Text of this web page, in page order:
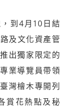
到4月10日結
及文化資產管
出獨家限定的
業導覽員帶領
灣檜木專開列
賞花熱點及秘